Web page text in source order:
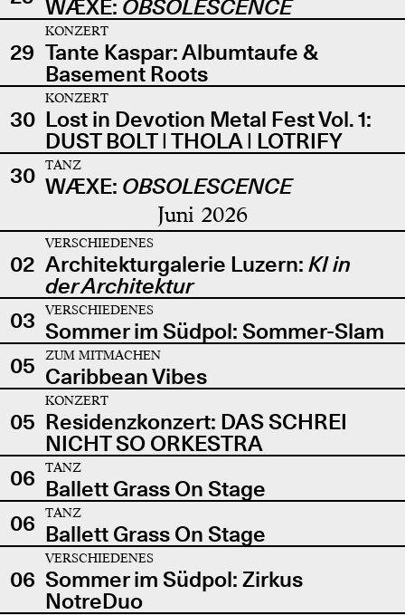
WÆXE: OBSOLESCENCE
29
KONZERT
Tante Kaspar: Albumtaufe &
Basement Roots
30
KONZERT
Lost in Devotion Metal Fest Vol. 1:
DUST BOLT | THOLA | LOTRIFY
30
TANZ
WÆXE: OBSOLESCENCE
Juni 2026
02
VERSCHIEDENES
Architekturgalerie Luzern: KI in
der Architektur
03
VERSCHIEDENES
Sommer im Südpol: Sommer-Slam
05
ZUM MITMACHEN
Caribbean Vibes
05
KONZERT
Residenzkonzert: DAS SCHREI
NICHT SO ORKESTRA
06
TANZ
Ballett Grass On Stage
06
TANZ
Ballett Grass On Stage
06
VERSCHIEDENES
Sommer im Südpol: Zirkus
NotreDuo